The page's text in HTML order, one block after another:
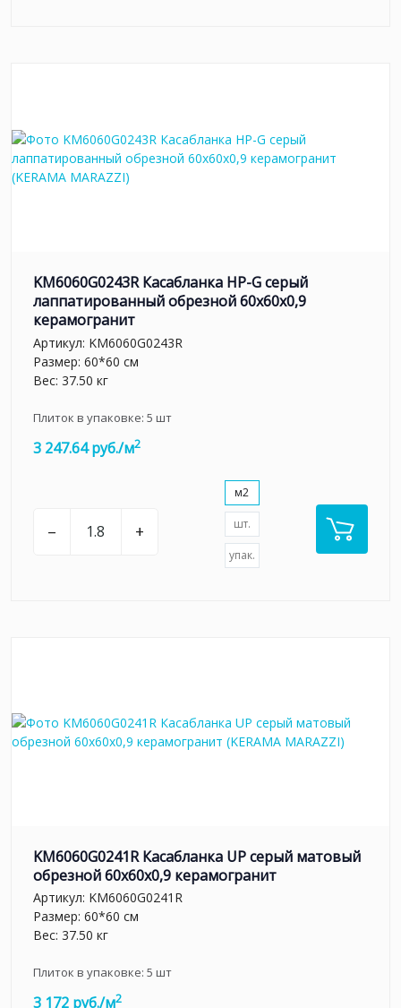
KM6060G0243R Касабланка HP-G серый
лаппатированный обрезной 60x60x0,9
керамогранит
Артикул: KM6060G0243R
Размер: 60*60 см
Вес: 37.50 кг
Плиток в упаковке: 5 шт
3 247.64 руб./м2
– +
м2
шт.
упак.
KM6060G0241R Касабланка UP серый матовый
обрезной 60x60x0,9 керамогранит
Артикул: KM6060G0241R
Размер: 60*60 см
Вес: 37.50 кг
Плиток в упаковке: 5 шт
3 172 руб./м2